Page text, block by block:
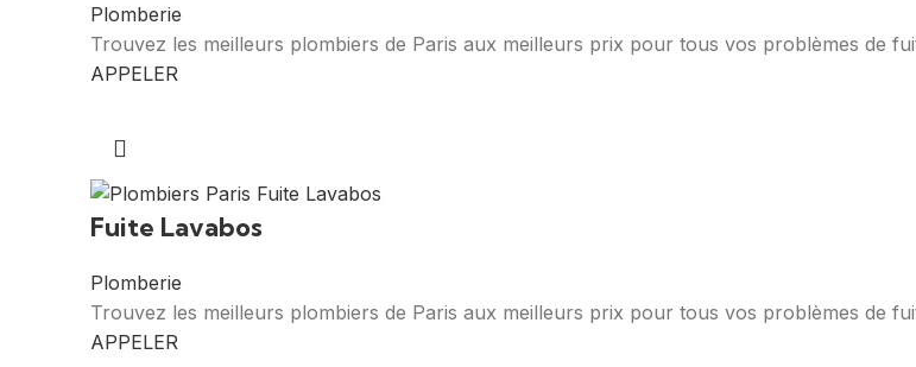
Plomberie
Trouvez les meilleurs plombiers de Paris aux meilleurs prix pour tous vos problèmes de
APPELER
Fuite Lavabos
Plomberie
Trouvez les meilleurs plombiers de Paris aux meilleurs prix pour tous vos problèmes de
APPELER